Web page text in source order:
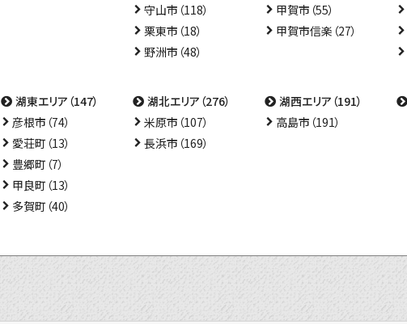
守山市（118）
栗東市（18）
野洲市（48）
甲賀市（55）
甲賀市信楽（27）
湖東エリア（147）
彦根市（74）
愛荘町（13）
豊郷町（7）
甲良町（13）
多賀町（40）
湖北エリア（276）
米原市（107）
長浜市（169）
湖西エリア（191）
高島市（191）